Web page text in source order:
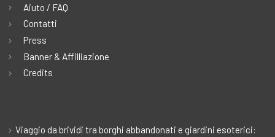
Aiuto / FAQ
Contatti
Press
Banner & Affilliazione
Credits
Viaggio da brividi tra borghi abbandonati e giardini esoterici: